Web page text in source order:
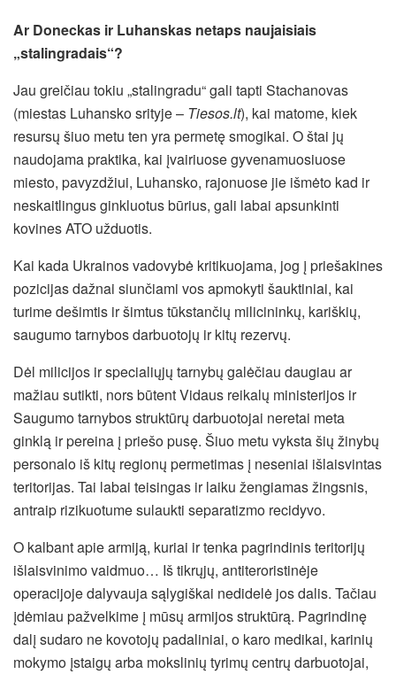
Ar Doneckas ir Luhanskas netaps naujaisiais
„stalingradais“?
Jau greičiau tokiu „stalingradu“ gali tapti Stachanovas
(miestas Luhansko srityje – Tiesos.lt), kai matome, kiek
resursų šiuo metu ten yra permetę smogikai. O štai jų
naudojama praktika, kai įvairiuose gyvenamuosiuose
miesto, pavyzdžiui, Luhansko, rajonuose jie išmėto kad ir
neskaitlingus ginkluotus būrius, gali labai apsunkinti
kovines ATO užduotis.
Kai kada Ukrainos vadovybė kritikuojama, jog į priešakines
pozicijas dažnai siunčiami vos apmokyti šauktiniai, kai
turime dešimtis ir šimtus tūkstančių milicininkų, kariškių,
saugumo tarnybos darbuotojų ir kitų rezervų.
Dėl milicijos ir specialiųjų tarnybų galėčiau daugiau ar
mažiau sutikti, nors būtent Vidaus reikalų ministerijos ir
Saugumo tarnybos struktūrų darbuotojai neretai meta
ginklą ir pereina į priešo pusę. Šiuo metu vyksta šių žinybų
personalo iš kitų regionų permetimas į neseniai išlaisvintas
teritorijas. Tai labai teisingas ir laiku žengiamas žingsnis,
antraip rizikuotume sulaukti separatizmo recidyvo.
O kalbant apie armiją, kuriai ir tenka pagrindinis teritorijų
išlaisvinimo vaidmuo… Iš tikrųjų, antiteroristinėje
operacijoje dalyvauja sąlygiškai nedidelė jos dalis. Tačiau
įdėmiau pažvelkime į mūsų armijos struktūrą. Pagrindinę
dalį sudaro ne kovotojų padaliniai, o karo medikai, karinių
mokymo įstaigų arba mokslinių tyrimų centrų darbuotojai,